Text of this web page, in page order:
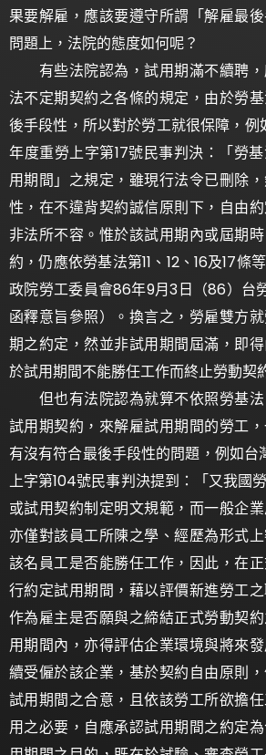
果要解雇，應該要遵守所謂「解雇最
問題上，法院的態度如何呢？
有些法院認為，試用期滿不續聘，
法不定期契約之各條的規定，由於勞
後手段性，所以對於勞工就很保障，例
年度重勞上字第17號民事判決：「勞
用期間」之規定，雖現行法令已刪除
性，在不違背契約誠信原則下，自由
非法所不容。惟於該試用期內或屆期
約，仍應依勞基法第11、12、16及17條
政院勞工委員會86年9月3日（86）台
函釋意旨參照）。換言之，勞雇雙方
期之約定，然並非試用期間屆滿，即
於試用期間不能勝任工作而終止勞動契
但也有法院認為就算不依照勞基法
試用期契約，來解雇試用期間的勞工
有沒有符合最後手段性的問題，例如台
上字第104號民事判決提到：「又我國
或試用契約制定明文規範，而一般企
亦僅對該員工所陳之學、經歷為形式
該名員工是否能勝任工作，因此，在
行約定試用期間，藉以評價新進勞工
作為雇主是否願與之締結正式勞動契
用期間內，亦得評估企業環境與將來
續受僱於該企業，基於契約自由原則
試用期間之合意，且依該勞工所欲擔
用之必要，自應承認試用期間之約定